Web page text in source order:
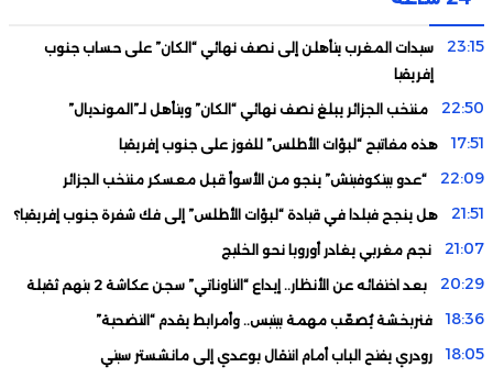
23:15
سيدات المغرب يتأهلن إلى نصف نهائي “الكان” على حساب جنوب
إفريقيا
22:50 منتخب الجزائر يبلغ نصف نهائي “الكان” ويتأهل لـ”المونديال”
17:51 هذه مفاتيح “لبؤات الأطلس” للفوز على جنوب إفريقيا
22:09 “عدو بيتكوفيتش” ينجو من الأسوأ قبل معسكر منتخب الجزائر
21:51 هل ينجح فيلدا في قيادة “لبؤات الأطلس” إلى فك شفرة جنوب إفريقيا؟
21:07 نجم مغربي يغادر أوروبا نحو الخليج
20:29 بعد اختفائه عن الأنظار.. إيداع “التاوناتي” سجن عكاشة 2 بتهم ثقيلة
18:36 فنربخشة يُصعّب مهمة بيتيس.. وأمرابط يقدم “التضحية”
18:05 رودري يفتح الباب أمام انتقال بوعدي إلى مانشستر سيتي